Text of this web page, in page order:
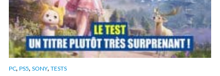
PC, PS5, SONY, TESTS